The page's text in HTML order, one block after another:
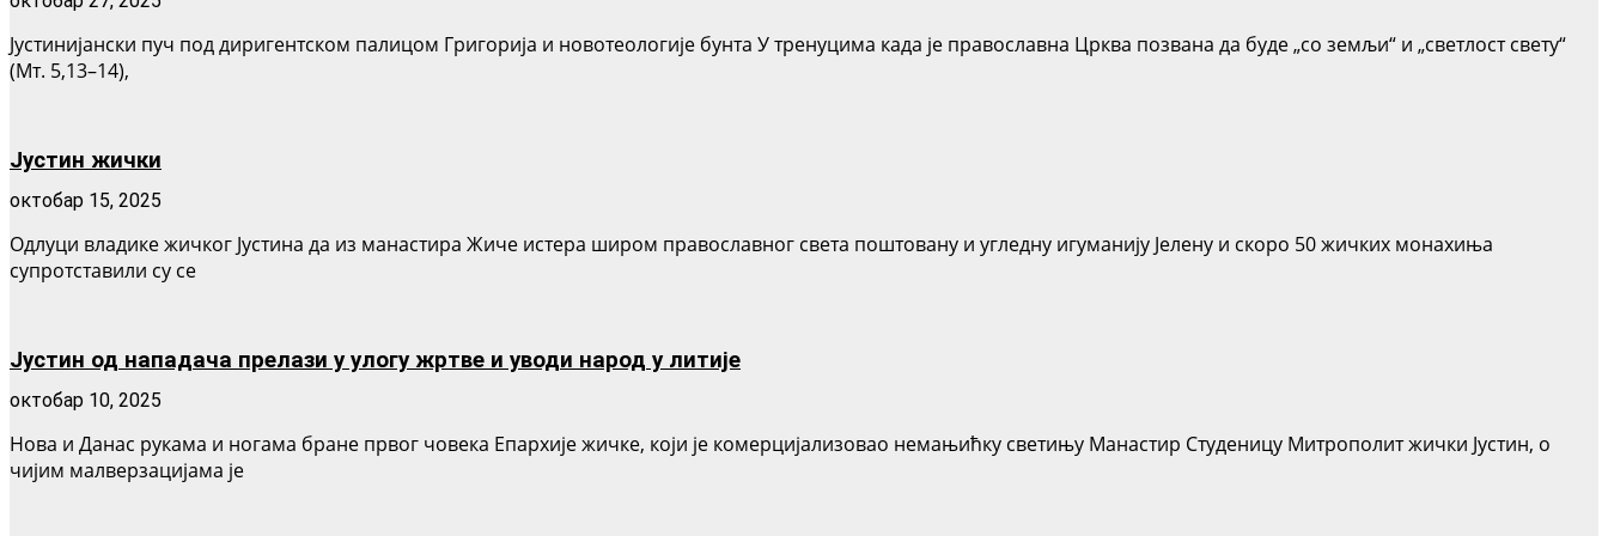
Јустинијански пуч под диригентском палицом Григорија и новотеологије бунта У тренуцима када је православна Црква позвана да буде „со земљи“ и „светлост свету“
(Мт. 5,13–14),
Јустин жички
октобар 15, 2025
Одлуци владике жичког Јустина да из манастира Жиче истера широм православног света поштовану и угледну игуманију Јелену и скоро 50 жичких монахиња
супротставили су се
Јустин од нападача прелази у улогу жртве и уводи народ у литије
октобар 10, 2025
Нова и Данас рукама и ногама бране првог човека Епархије жичке, који је комерцијализовао немањићку светињу Манастир Студеницу Митрополит жички Јустин, о
чијим малверзацијама је